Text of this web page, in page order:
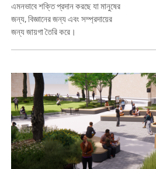
এমনভাবে শক্তি প্রদান করছে যা মানুষের
জন্য, বিজ্ঞানের জন্য এবং সম্প্রদায়ের
জন্য জায়গা তৈরি করে।